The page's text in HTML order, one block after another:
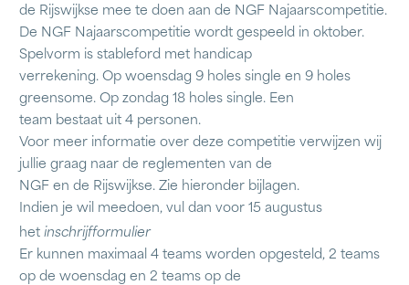
de Rijswijkse mee te doen aan de NGF Najaarscompetitie.
De NGF Najaarscompetitie wordt gespeeld in oktober.
Spelvorm is stableford met handicap
verrekening. Op woensdag 9 holes single en 9 holes
greensome. Op zondag 18 holes single. Een
team bestaat uit 4 personen.
Voor meer informatie over deze competitie verwijzen wij
jullie graag naar de reglementen van de
NGF en de Rijswijkse. Zie hieronder bijlagen.
Indien je wil meedoen, vul dan voor 15 augustus
het inschrijfformulier
Er kunnen maximaal 4 teams worden opgesteld, 2 teams
op de woensdag en 2 teams op de